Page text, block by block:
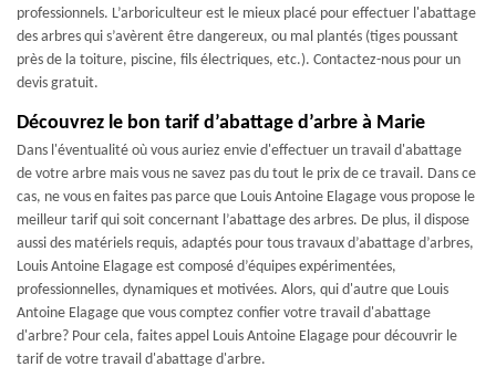
professionnels. L’arboriculteur est le mieux placé pour effectuer l'abattage
des arbres qui s’avèrent être dangereux, ou mal plantés (tiges poussant
près de la toiture, piscine, fils électriques, etc.). Contactez-nous pour un
devis gratuit.
Découvrez le bon tarif d’abattage d’arbre à Marie
Dans l'éventualité où vous auriez envie d'effectuer un travail d'abattage
de votre arbre mais vous ne savez pas du tout le prix de ce travail. Dans ce
cas, ne vous en faites pas parce que Louis Antoine Elagage vous propose le
meilleur tarif qui soit concernant l’abattage des arbres. De plus, il dispose
aussi des matériels requis, adaptés pour tous travaux d’abattage d’arbres,
Louis Antoine Elagage est composé d’équipes expérimentées,
professionnelles, dynamiques et motivées. Alors, qui d'autre que Louis
Antoine Elagage que vous comptez confier votre travail d'abattage
d'arbre? Pour cela, faites appel Louis Antoine Elagage pour découvrir le
tarif de votre travail d'abattage d'arbre.